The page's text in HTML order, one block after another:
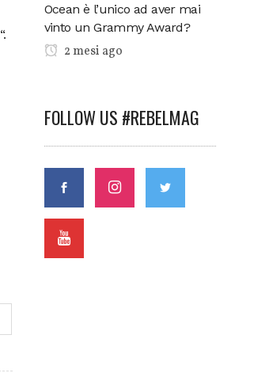
“.
Ocean è l’unico ad aver mai
vinto un Grammy Award?
2 mesi ago
FOLLOW US #REBELMAG